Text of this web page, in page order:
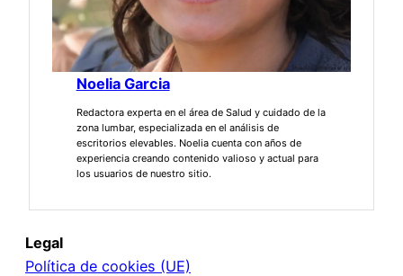
Noelia Garcia
Redactora experta en el área de Salud y cuidado de la
zona lumbar, especializada en el análisis de
escritorios elevables. Noelia cuenta con años de
experiencia creando contenido valioso y actual para
los usuarios de nuestro sitio.
Legal
Política de cookies (UE)